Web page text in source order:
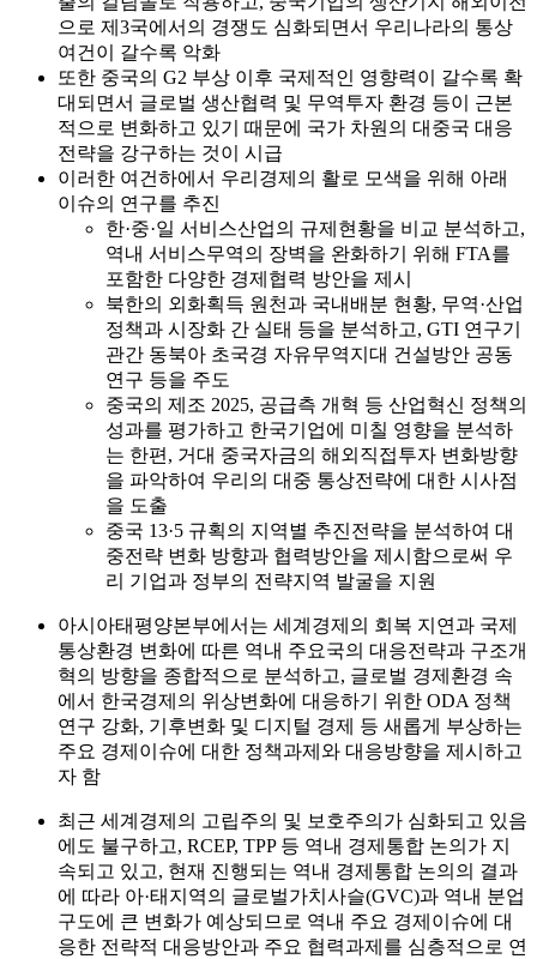
으로 제3국에서의 경쟁도 심화되면서 우리나라의 통상
여건이 갈수록 악화
또한 중국의 G2 부상 이후 국제적인 영향력이 갈수록 확
대되면서 글로벌 생산협력 및 무역투자 환경 등이 근본
적으로 변화하고 있기 때문에 국가 차원의 대중국 대응
전략을 강구하는 것이 시급
이러한 여건하에서 우리경제의 활로 모색을 위해 아래
이슈의 연구를 추진
한·중·일 서비스산업의 규제현황을 비교 분석하고,
역내 서비스무역의 장벽을 완화하기 위해 FTA를
포함한 다양한 경제협력 방안을 제시
북한의 외화획득 원천과 국내배분 현황, 무역·산업
정책과 시장화 간 실태 등을 분석하고, GTI 연구기
관간 동북아 초국경 자유무역지대 건설방안 공동
연구 등을 주도
중국의 제조 2025, 공급측 개혁 등 산업혁신 정책의
성과를 평가하고 한국기업에 미칠 영향을 분석하
는 한편, 거대 중국자금의 해외직접투자 변화방향
을 파악하여 우리의 대중 통상전략에 대한 시사점
을 도출
중국 13·5 규획의 지역별 추진전략을 분석하여 대
중전략 변화 방향과 협력방안을 제시함으로써 우
리 기업과 정부의 전략지역 발굴을 지원
아시아태평양본부에서는 세계경제의 회복 지연과 국제
통상환경 변화에 따른 역내 주요국의 대응전략과 구조개
혁의 방향을 종합적으로 분석하고, 글로벌 경제환경 속
에서 한국경제의 위상변화에 대응하기 위한 ODA 정책
연구 강화, 기후변화 및 디지털 경제 등 새롭게 부상하는
주요 경제이슈에 대한 정책과제와 대응방향을 제시하고
자 함
최근 세계경제의 고립주의 및 보호주의가 심화되고 있음
에도 불구하고, RCEP, TPP 등 역내 경제통합 논의가 지
속되고 있고, 현재 진행되는 역내 경제통합 논의의 결과
에 따라 아·태지역의 글로벌가치사슬(GVC)과 역내 분업
구도에 큰 변화가 예상되므로 역내 주요 경제이슈에 대
응한 전략적 대응방안과 주요 협력과제를 심층적으로 연